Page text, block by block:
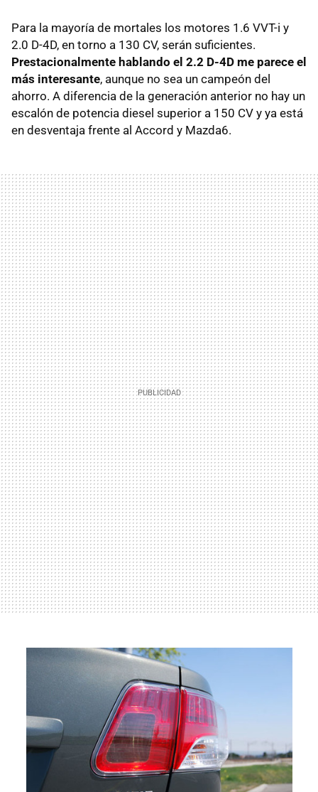
Para la mayoría de mortales los motores 1.6 VVT-i y
2.0 D-4D, en torno a 130 CV, serán suficientes.
Prestacionalmente hablando el 2.2 D-4D me parece el
más interesante, aunque no sea un campeón del
ahorro. A diferencia de la generación anterior no hay un
escalón de potencia diesel superior a 150 CV y ya está
en desventaja frente al Accord y Mazda6.